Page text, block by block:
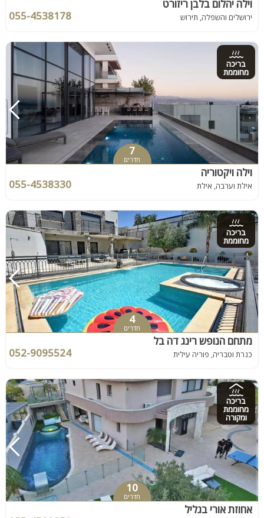
וילה יהלום בלבן ריזורט
ירושלים והשפלה, תירוש 055-4538178
בריכה
מחוממת
7
חדרים
וילה ויקטוריה
אילת וערבה, אילת 055-4538330
בריכה
מחוממת
4
חדרים
מתחם הנופש רינג דה בל
כנרת וטבריה, פוריה עילית 052-9095524
בריכה
מחוממת
ומקורה
10
חדרים
אחוזת אורי בגליל